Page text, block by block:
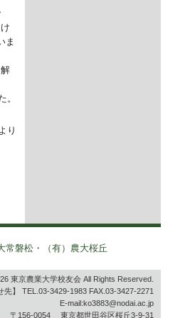
ま
。
り
常磐松・（有）農大桜丘
東京農業大学校友会 All Rights Reserved.
先】 TEL.03-3429-1983 FAX.03-3427-2271
E-mail:ko3883@nodai.ac.jp
〒156-0054 東京都世田谷区桜丘3-9-31